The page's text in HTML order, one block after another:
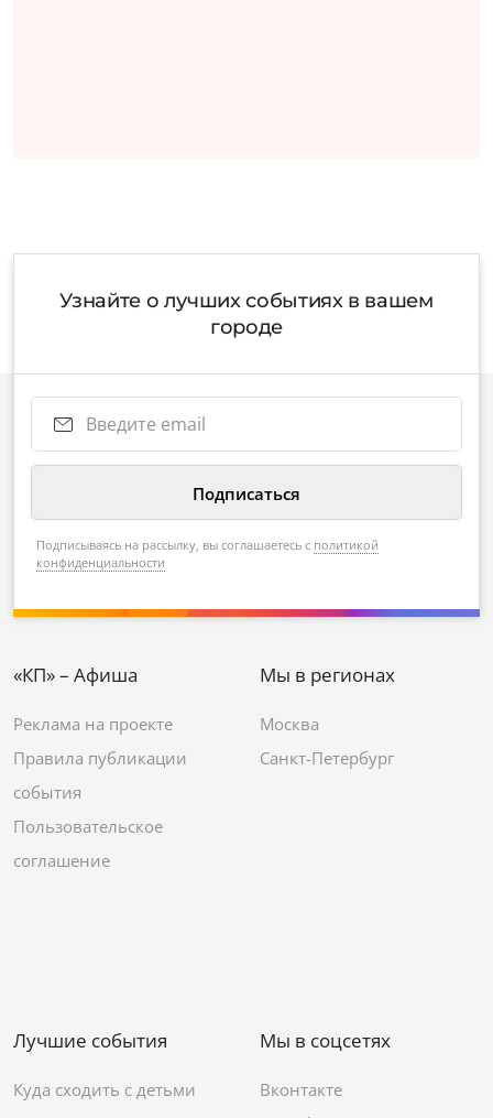
Узнайте о лучших событиях в вашем
городе
Подписываясь на рассылку, вы соглашаетесь с политикой
конфиденциальности
«КП» – Афиша
Реклама на проекте
Правила публикации
события
Пользовательское
соглашение
Мы в регионах
Москва
Санкт-Петербург
Лучшие события
Куда сходить с детьми
Мы в соцсетях
Вконтакте